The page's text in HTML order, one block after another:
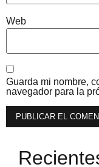
Web
Guarda mi nombre,
navegador para la